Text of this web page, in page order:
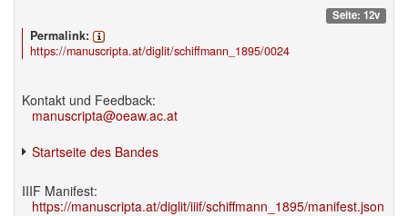
Seite: 12v
Permalink:
https://manuscripta.at/diglit/schiffmann_1895/0024
Kontakt und Feedback:
manuscripta@oeaw.ac.at
Startseite des Bandes
IIIF Manifest:
https://manuscripta.at/diglit/iiif/schiffmann_1895/manifest.json